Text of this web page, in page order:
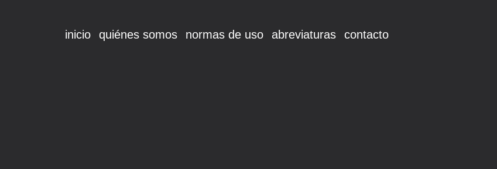
inicio quiénes somos normas de uso abreviaturas contacto